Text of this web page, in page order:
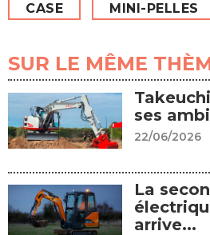
CASE MINI-PELLES
SUR LE MÊME
ses
22/06/2026
La
arrive...